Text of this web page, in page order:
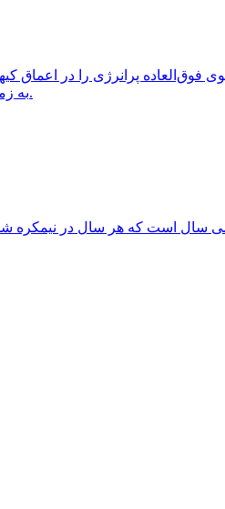
ثبت شد، احتمالاً از یک کهکشان دوردست و غبارآلود موسوم به «Shadow Blaster» (سایه‌افکن) به زمین رسیده است.